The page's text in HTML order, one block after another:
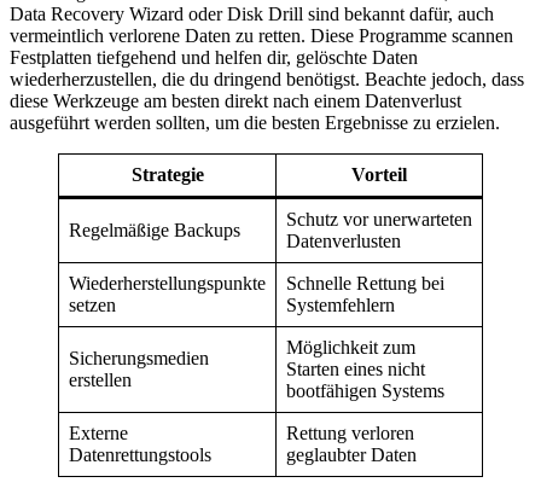
Data Recovery Wizard oder Disk Drill sind bekannt dafür, auch
vermeintlich verlorene Daten zu retten. Diese Programme scannen
Festplatten tiefgehend und helfen dir, gelöschte Daten
wiederherzustellen, die du dringend benötigst. Beachte jedoch, dass
diese Werkzeuge am besten direkt nach einem Datenverlust
ausgeführt werden sollten, um die besten Ergebnisse zu erzielen.
Strategie Vorteil
Regelmäßige Backups
Schutz vor unerwarteten
Datenverlusten
Wiederherstellungspunkte
setzen
Schnelle Rettung bei
Systemfehlern
Sicherungsmedien
erstellen
Möglichkeit zum
Starten eines nicht
bootfähigen Systems
Externe
Datenrettungstools
Rettung verloren
geglaubter Daten